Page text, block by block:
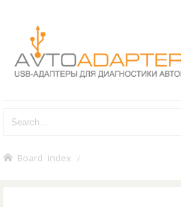
Board index